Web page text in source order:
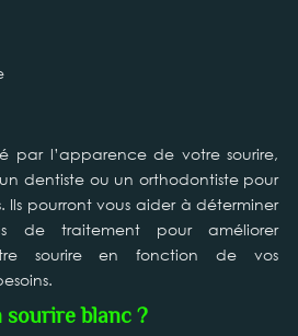
par l’apparence de votre sourire,
dentiste ou un orthodontiste pour
Ils pourront vous aider à déterminer
de traitement pour améliorer
sourire en fonction de vos
blanc ?